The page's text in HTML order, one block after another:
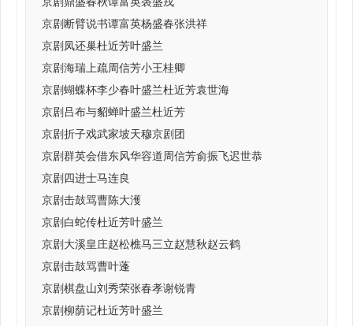
京剧断臂说书谭富英杨盛春张洪祥
京剧凤还巢杜近芳叶盛兰
京剧海瑞上疏周信芳小王桂卿
京剧蝴蝶杯李少春叶盛兰杜近芳袁世海
京剧吕布与貂蝉叶盛兰杜近芳
京剧折子戏武家坡天穆京剧团
京剧群英会借东风华容道周信芳俞振飞迟世恭
京剧四进士马连良
京剧击鼓骂曹陈大濩
京剧白蛇传杜近芳叶盛兰
京剧大溪皇庄赵松樵马三立赵慧秋赵云鹤
京剧击鼓骂曹叶蓬
京剧棋盘山刘秀荣张春孝谢锐青
京剧柳荫记杜近芳叶盛兰